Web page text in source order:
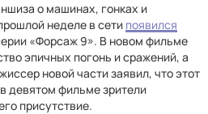
о машинах, гонках и
неделе в сети появился
«Форсаж 9». В новом фильме
эпичных погонь и сражений, а
новой части заявил, что этот
девятом фильме зрители
присутствие.